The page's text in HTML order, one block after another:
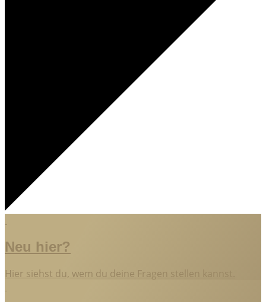
Neu hier?
Hier siehst du, wem du deine Fragen stellen kannst.